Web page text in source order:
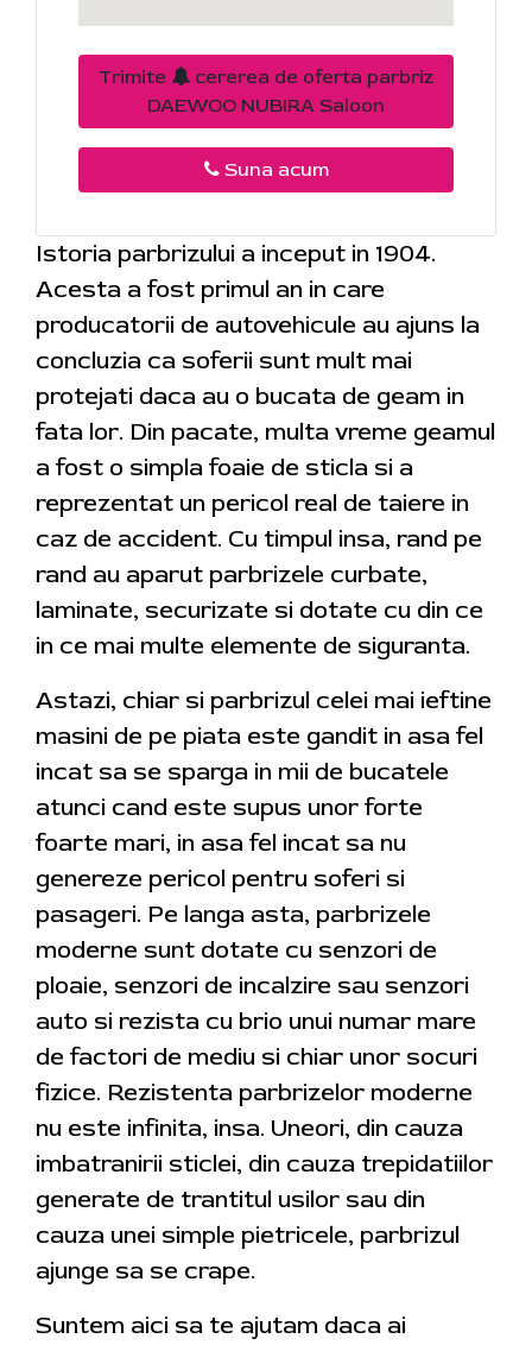
Trimite
cererea de oferta parbriz
DAEWOO NUBIRA Saloon
Suna acum
Istoria parbrizului a inceput in 1904.
Acesta a fost primul an in care
producatorii de autovehicule au ajuns la
concluzia ca soferii sunt mult mai
protejati daca au o bucata de geam in
fata lor. Din pacate, multa vreme geamul
a fost o simpla foaie de sticla si a
reprezentat un pericol real de taiere in
caz de accident. Cu timpul insa, rand pe
rand au aparut parbrizele curbate,
laminate, securizate si dotate cu din ce
in ce mai multe elemente de siguranta.
Astazi, chiar si parbrizul celei mai ieftine
masini de pe piata este gandit in asa fel
incat sa se sparga in mii de bucatele
atunci cand este supus unor forte
foarte mari, in asa fel incat sa nu
genereze pericol pentru soferi si
pasageri. Pe langa asta, parbrizele
moderne sunt dotate cu senzori de
ploaie, senzori de incalzire sau senzori
auto si rezista cu brio unui numar mare
de factori de mediu si chiar unor socuri
fizice. Rezistenta parbrizelor moderne
nu este infinita, insa. Uneori, din cauza
imbatranirii sticlei, din cauza trepidatiilor
generate de trantitul usilor sau din
cauza unei simple pietricele, parbrizul
ajunge sa se crape.
Suntem aici sa te ajutam daca ai